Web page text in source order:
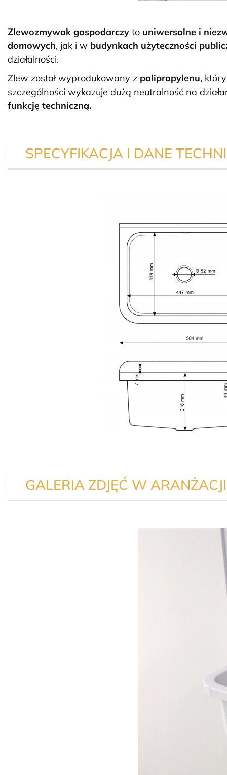
Zlewozmywak gospodarczy to uniwersalne i
domowych, jak i w budynkach użyteczności
działalności.
Zlew został wyprodukowany z polipropylenu,
szczególności wykazuje dużą neutralność na
funkcję techniczną.
SPECYFIKACJA I DANE
GALERIA ZDJĘĆ W ARANŻACJI